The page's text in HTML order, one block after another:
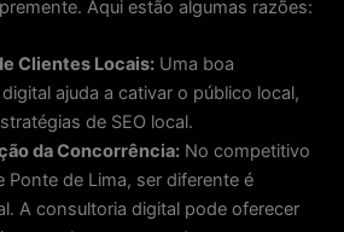
Aqui estão algumas razões:
Clientes Locais: Uma boa
ajuda a cativar o público local,
de SEO local.
da Concorrência: No competitivo
Ponte de Lima, ser diferente é
A consultoria digital pode oferecer